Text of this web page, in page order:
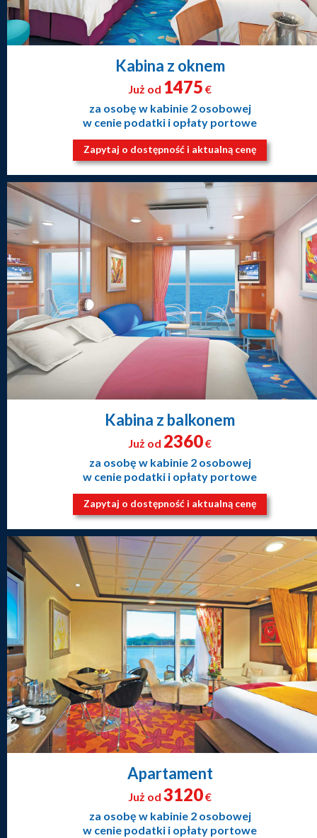
Kabina z oknem
Już od 1475 €
za osobę w kabinie 2 osobowej
w cenie podatki i opłaty portowe
Zapytaj o dostępność i aktualną cenę
Kabina z balkonem
Już od 2360€
za osobę w kabinie 2 osobowej
w cenie podatki i opłaty portowe
Zapytaj o dostępność i aktualną cenę
Apartament
Już od 3120€
za osobę w kabinie 2 osobowej
w cenie podatki i opłaty portowe